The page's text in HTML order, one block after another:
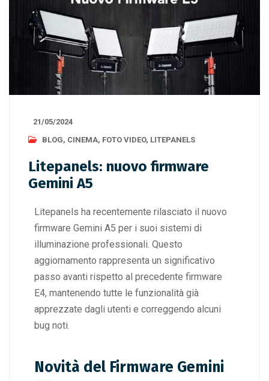
21/05/2024
BLOG, CINEMA, FOTO VIDEO, LITEPANELS
Litepanels: nuovo firmware
Gemini A5
Litepanels ha recentemente rilasciato il nuovo
firmware Gemini A5 per i suoi sistemi di
illuminazione professionali. Questo
aggiornamento rappresenta un significativo
passo avanti rispetto al precedente firmware
E4, mantenendo tutte le funzionalità già
apprezzate dagli utenti e correggendo alcuni
bug noti.
Novità del Firmware Gemini